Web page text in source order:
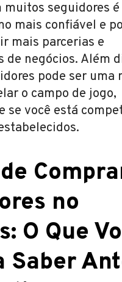
muitos seguidores é
mais confiável e
mais parcerias e
de negócios. Além
pode ser uma
o campo de jogo,
se você está
no
O Que
Saber